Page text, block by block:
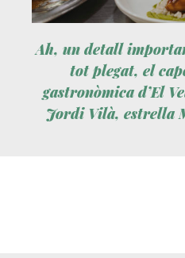
Ah, un detall
tot plegat, el
gastronòmica d’El
Jordi Vilà, estrella